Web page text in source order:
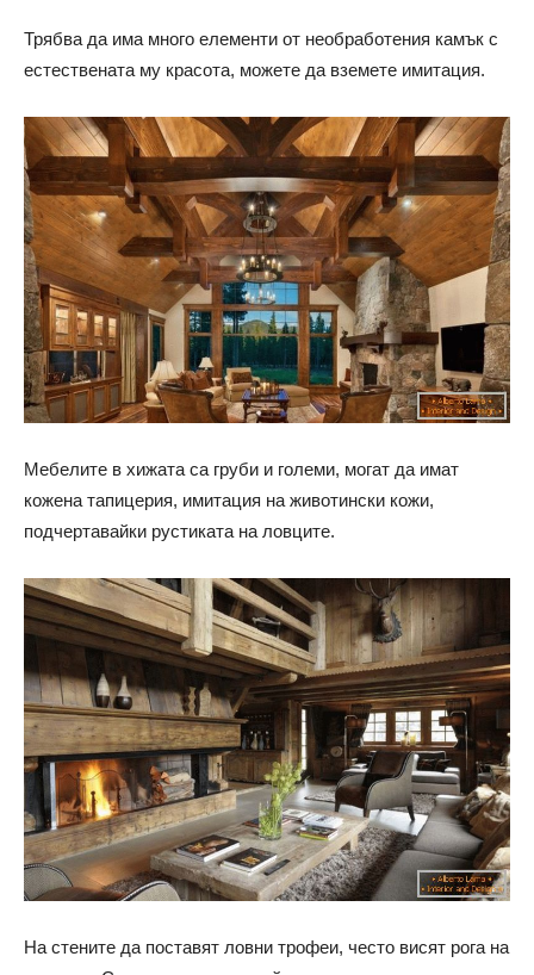
Трябва да има много елементи от необработения камък с
естествената му красота, можете да вземете имитация.
Мебелите в хижата са груби и големи, могат да имат
кожена тапицерия, имитация на животински кожи,
подчертавайки рустиката на ловците.
На стените да поставят ловни трофеи, често висят рога на